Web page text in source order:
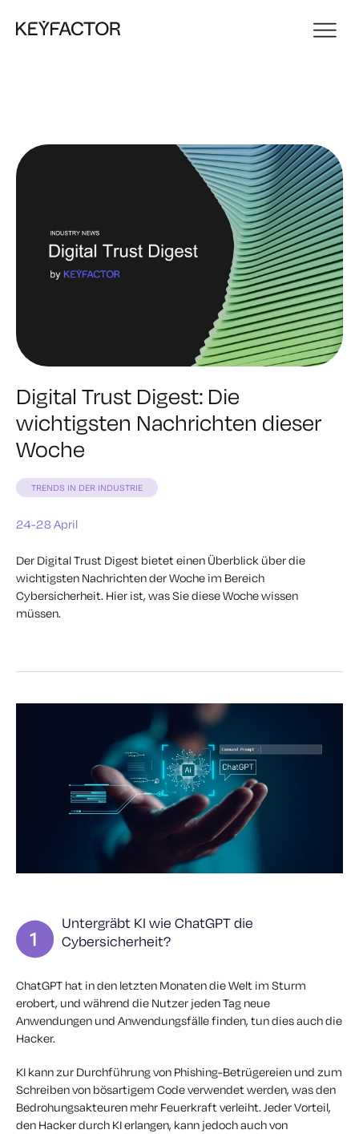
Digital Trust Digest: Die
wichtigsten Nachrichten dieser
Woche
TRENDS IN DER INDUSTRIE
24-28 April
Der Digital Trust Digest bietet einen Überblick über die
wichtigsten Nachrichten der Woche im Bereich
Cybersicherheit. Hier ist, was Sie diese Woche wissen
müssen.
Untergräbt KI wie ChatGPT die
Cybersicherheit?
ChatGPT hat in den letzten Monaten die Welt im Sturm
erobert, und während die Nutzer jeden Tag neue
Anwendungen und Anwendungsfälle finden, tun dies auch die
Hacker.
KI kann zur Durchführung von Phishing-Betrügereien und zum
Schreiben von bösartigem Code verwendet werden, was den
Bedrohungsakteuren mehr Feuerkraft verleiht. Jeder Vorteil,
den Hacker durch KI erlangen, kann jedoch auch von